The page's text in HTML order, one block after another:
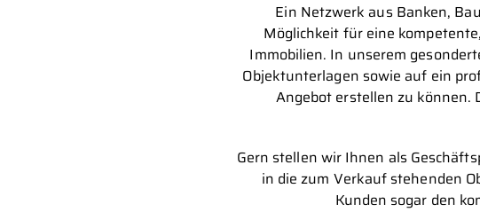
Ein Netzwerk aus Banken,
Möglichkeit für eine
Immobilien. In unserem
Objektunterlagen sowie auf ein
Angebot erstellen zu können.
Gern stellen wir Ihnen als
in die zum Verkauf stehenden
Kunden sogar den